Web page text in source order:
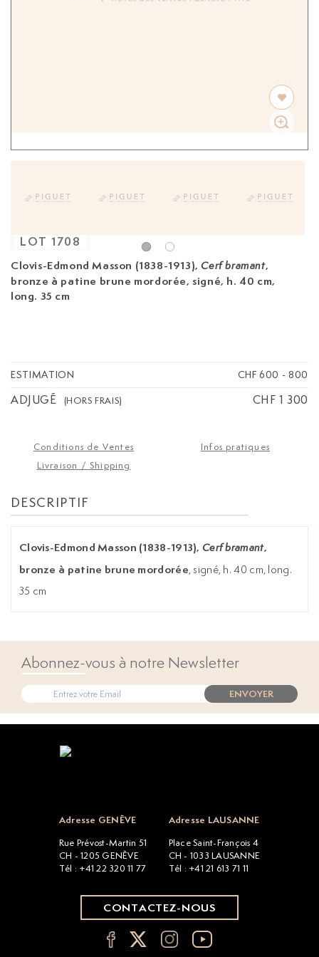
Clovis-Edmond Masson (1838-1913),Cerf bramant,
bronze à patine brune mordorée, signé, h. 40 cm,
long. 35 cm
LOT 1708
ESTIMATION CHF 600 - 800
ADJUGÉ (HORS FRAIS) CHF 1 300
Conditions de Ventes
Infos pratiques
Livraison / Shipping
DESCRIPTIF
Clovis-Edmond Masson (1838-1913), Cerf bramant,
bronze à patine brune mordorée, signé, h. 40 cm, long.
35 cm
Abonnez-vous à notre Newsletter
ENVOYER
Adresse GENÈVE
Rue Prévost-Martin 51
CH - 1205 GENÈVE
Tél : +41 22 320 11 77
Adresse LAUSANNE
Place Saint-François 4
CH - 1033 LAUSANNE
Tél : +41 21 613 71 11
CONTACTEZ-NOUS